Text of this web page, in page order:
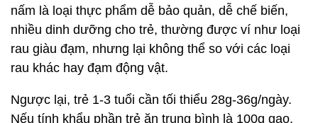
nấm là loại thực phẩm dễ bảo quản, dễ chế biến,
nhiều dinh dưỡng cho trẻ, thường được ví như loại
rau giàu đạm, nhưng lại không thể so với các loại
rau khác hay đạm động vật.
Ngược lại, trẻ 1-3 tuổi cần tối thiểu 28g-36g/ngày.
Nếu tính khẩu phần trẻ ăn trung bình là 100g gạo,